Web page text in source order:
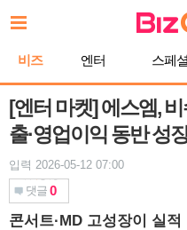
문
기
비즈 엔터 스페셜
[엔터 마켓] 에스엠,
출·영업이익 동반 성
입력 2026-05-12 07:00
댓글 0
콘서트·MD 고성장이 실